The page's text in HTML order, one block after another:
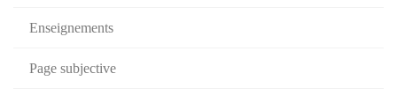
Enseignements
Page subjective